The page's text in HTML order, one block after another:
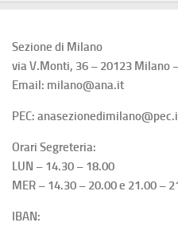
Sezione di Milano
via V.Monti, 36 – 20123 Milano
Email: milano@ana.it
PEC:
Orari Segreteria:
LUN – 14.30 – 18.00
MER – 14.30 – 20.00 e 21.00 –
IBAN: